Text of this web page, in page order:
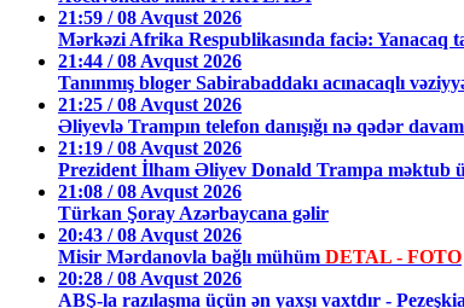
21:59 / 08 Avqust 2026
Mərkəzi Afrika Respublikasında faciə: Yanacaq
21:44 / 08 Avqust 2026
Tanınmış bloger Sabirabaddakı acınacaqlı
21:25 / 08 Avqust 2026
Əliyevlə Trampın telefon danışığı nə qədər
21:19 / 08 Avqust 2026
Prezident İlham Əliyev Donald Trampa məktub
21:08 / 08 Avqust 2026
Türkan Şoray Azərbaycana gəlir
20:43 / 08 Avqust 2026
Misir Mərdanovla bağlı mühüm DETAL - FOTO
20:28 / 08 Avqust 2026
ABŞ-la razılaşma üçün ən yaxşı vaxtdır -